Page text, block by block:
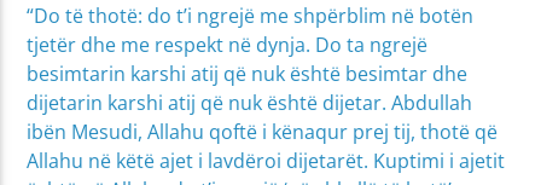
“Do të thotë: do t’i ngrejë me shpërblim në botën
tjetër dhe me respekt në dynja. Do ta ngrejë
besimtarin karshi atij që nuk është besimtar dhe
dijetarin karshi atij që nuk është dijetar. Abdullah
ibën Mesudi, Allahu qoftë i kënaqur prej tij, thotë që
Allahu në këtë ajet i lavdëroi dijetarët. Kuptimi i ajetit